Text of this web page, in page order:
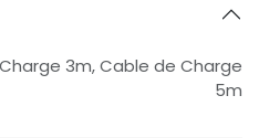
3m,Cable de Charge
5m